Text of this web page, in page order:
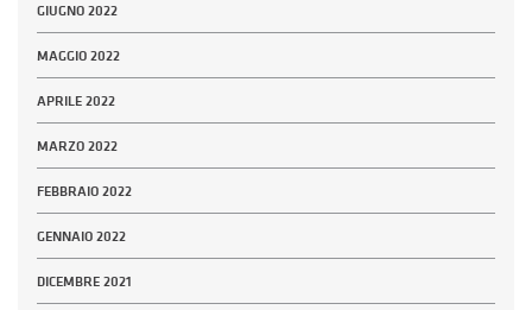
GIUGNO 2022
MAGGIO 2022
APRILE 2022
MARZO 2022
FEBBRAIO 2022
GENNAIO 2022
DICEMBRE 2021